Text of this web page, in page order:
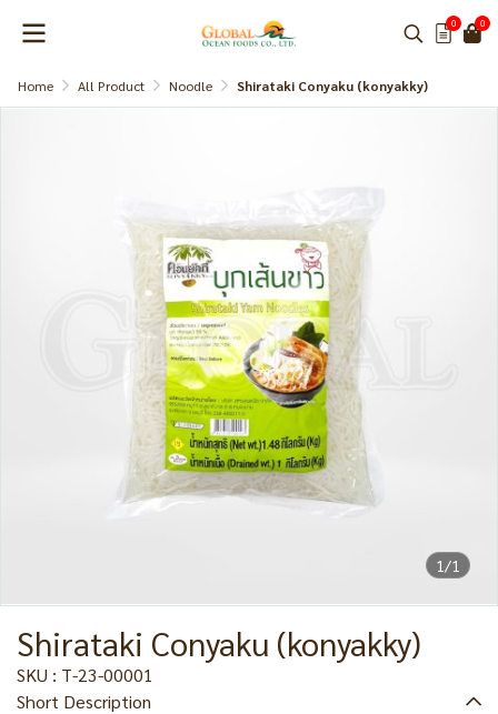
0 0
Home All Product Noodle Shirataki Conyaku (konyakky)
1/1
Shirataki Conyaku (konyakky)
SKU : T-23-00001
Short Description